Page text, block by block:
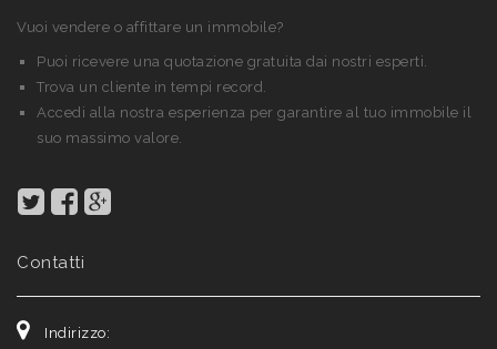
Vuoi vendere o affittare un immobile?
Puoi ricevere una quotazione gratuita dai nostri esperti.
Trova un cliente in tempi record.
Accedi alla nostra esperienza per garantire al tuo immobile il
suo massimo valore.
Contatti
Indirizzo: